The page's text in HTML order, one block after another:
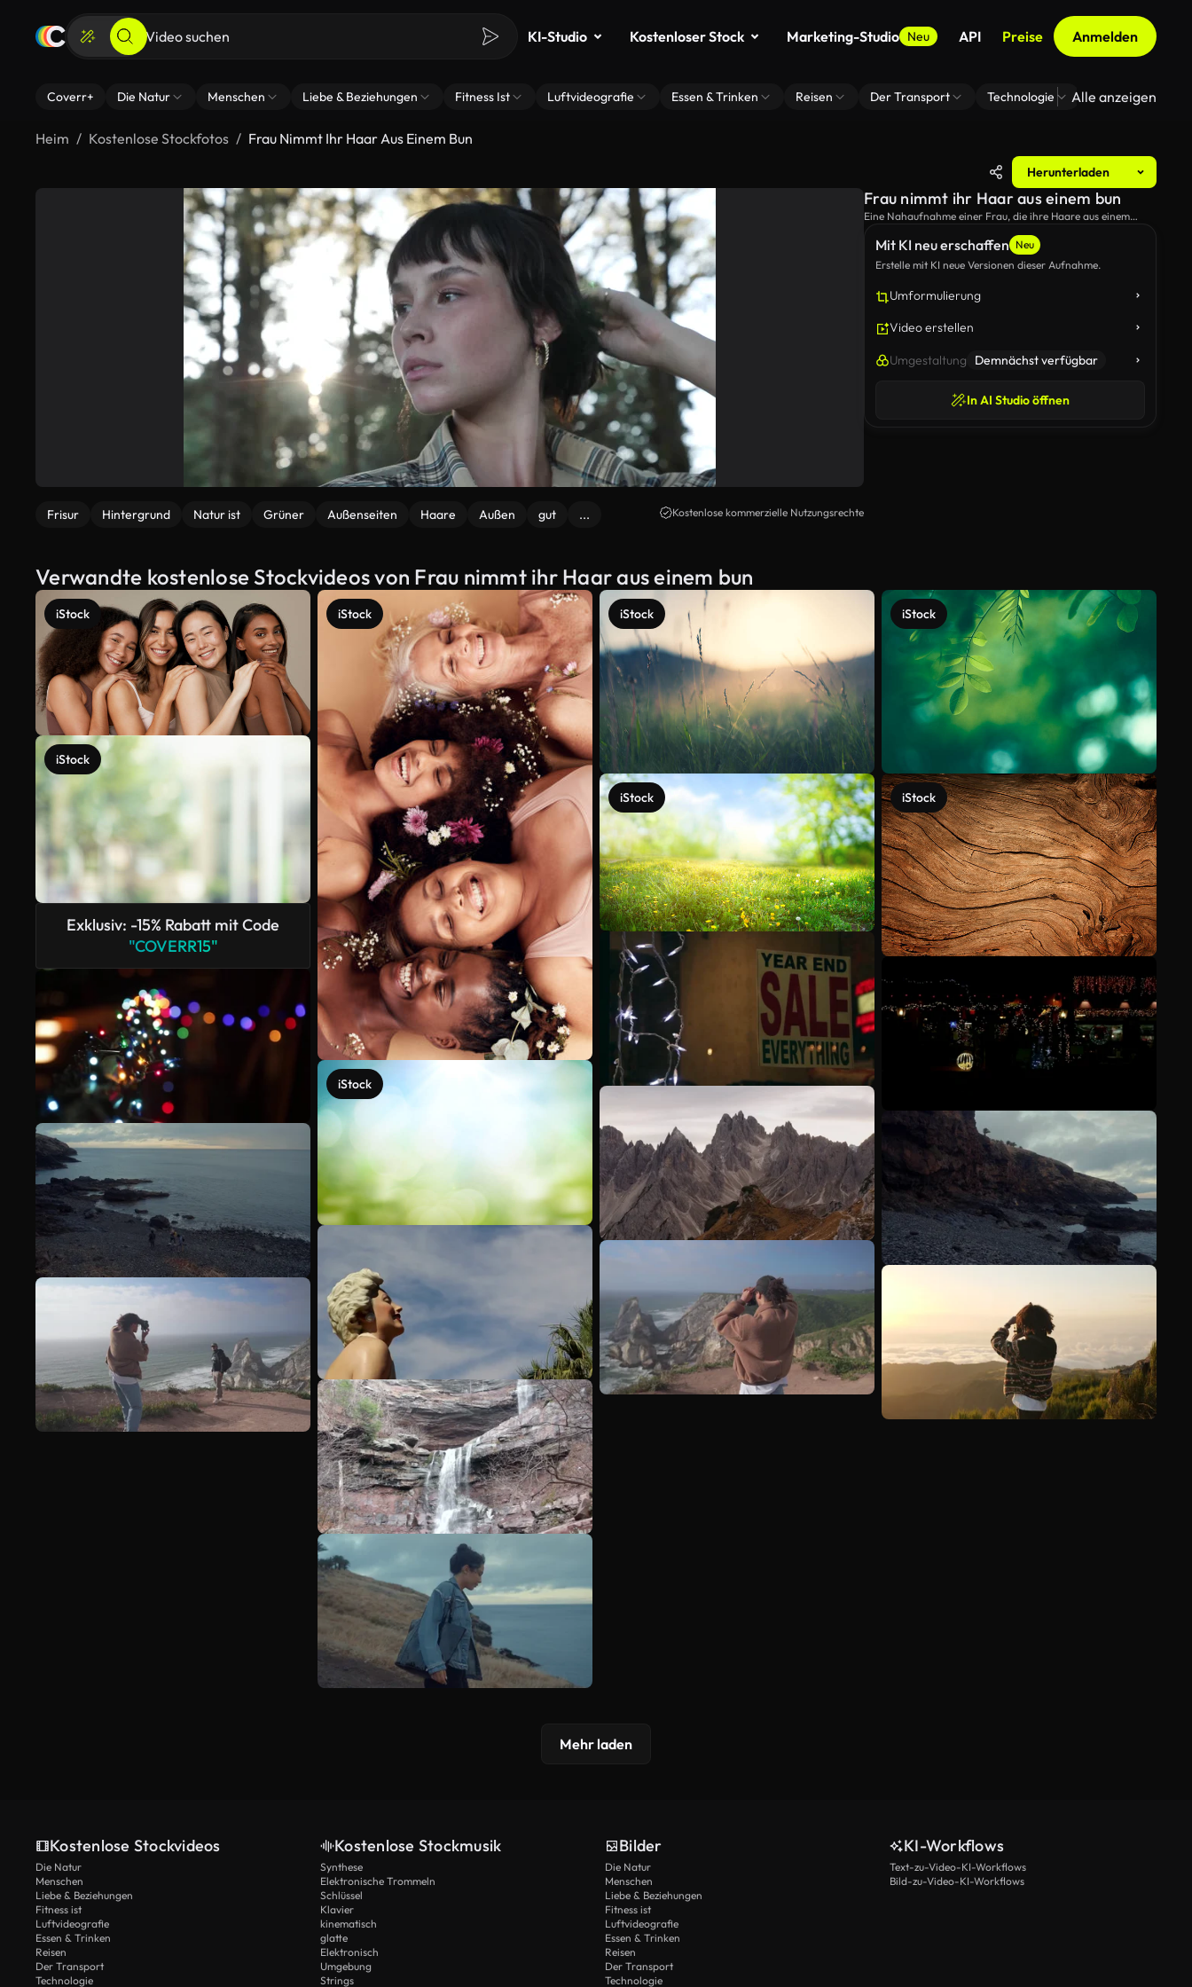
KI-Studio Kostenloser Stock Marketing-Studio Neu API Preise Anmelden
Coverr+ Die Natur Menschen Liebe & Beziehungen Fitness Ist Luftvideografie Essen & Trinken Reisen Der Transport Technologie Zoom Virtuelle
Alle anzeigen
Heim Kostenlose Stockfotos Frau Nimmt Ihr Haar Aus Einem Bun
Herunterladen
Frisur Hintergrund Natur ist Grüner Außenseiten Haare Außen gut ... Kostenlose kommerzielle Nutzungsrechte
Mit KI neu erschaffen Neu
Erstelle mit KI neue Versionen dieser Aufnahme.
Umformulierung
Video erstellen
Umgestaltung Demnächst verfügbar
In AI Studio öffnen
Frau nimmt ihr Haar aus einem bun
Eine Nahaufnahme einer Frau, die ihre Haare aus einem
Verwandte kostenlose Stockvideos von Frau nimmt ihr Haar aus einem bun
iStock
iStock
Exklusiv: -15% Rabatt mit Code
"COVERR15"
iStock
iStock
iStock
iStock
iStock
iStock
Mehr anzeigen
Mehr laden
Kostenlose Stockvideos
Die Natur
Menschen
Liebe & Beziehungen
Fitness ist
Luftvideografie
Essen & Trinken
Reisen
Der Transport
Technologie
Kostenlose Stockmusik
Synthese
Elektronische Trommeln
Schlüssel
Klavier
kinematisch
glatte
Elektronisch
Umgebung
Strings
Bilder
Die Natur
Menschen
Liebe & Beziehungen
Fitness ist
Luftvideografie
Essen & Trinken
Reisen
Der Transport
Technologie
KI-Workflows
Text-zu-Video-KI-Workflows
Bild-zu-Video-KI-Workflows